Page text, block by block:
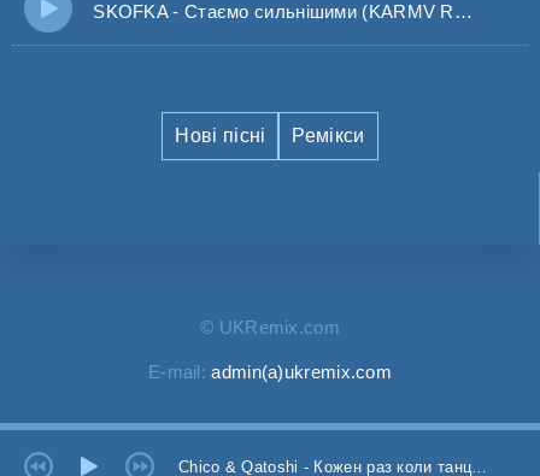
SKOFKA - Стаємо сильнішими (KARMV REMIX)
Нові пісні Ремікси
© UKRemix.com
E-mail:admin(a)ukremix.com